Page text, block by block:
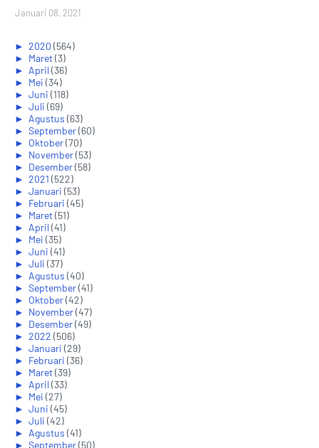
Januari 08, 2021
► 2020 (564)
► Maret(3)
► April(36)
► Mei (34)
► Juni (118)
► Juli (69)
► Agustus (63)
► September(60)
► Oktober(70)
► November(53)
► Desember(58)
► 2021 (522)
► Januari (53)
► Februari (45)
► Maret(51)
► April(41)
► Mei (35)
► Juni (41)
► Juli (37)
► Agustus (40)
► September(41)
► Oktober(42)
► November(47)
► Desember(49)
► 2022 (506)
► Januari (29)
► Februari (36)
► Maret(39)
► April(33)
► Mei (27)
► Juni (45)
► Juli (42)
► Agustus (41)
► September(50)